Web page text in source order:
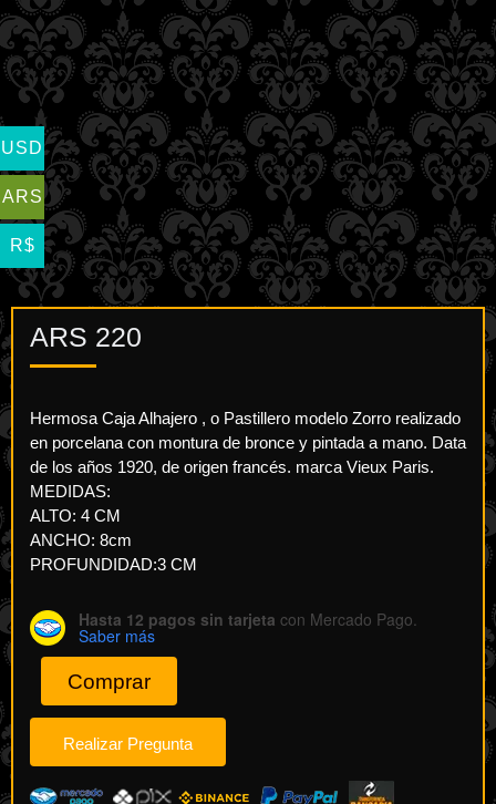
ARS 220
Hermosa Caja Alhajero , o Pastillero modelo Zorro realizado
en porcelana con montura de bronce y pintada a mano. Data
de los años 1920, de origen francés. marca Vieux Paris.
MEDIDAS:
ALTO: 4 CM
ANCHO: 8cm
PROFUNDIDAD:3 CM
Hasta 12 pagos sin tarjeta con Mercado Pago.
Saber más
Comprar
USD
ARS
R$